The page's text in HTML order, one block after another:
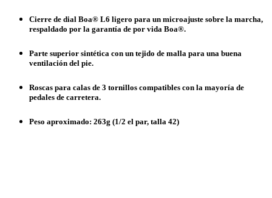
Cierre de dial Boa® L6 ligero para un microajuste sobre la marcha,
respaldado por la garantía de por vida Boa®.
Parte superior sintética con un tejido de malla para una buena
ventilación del pie.
Roscas para calas de 3 tornillos compatibles con la mayoría de
pedales de carretera.
Peso aproximado: 263g (1/2 el par, talla 42)